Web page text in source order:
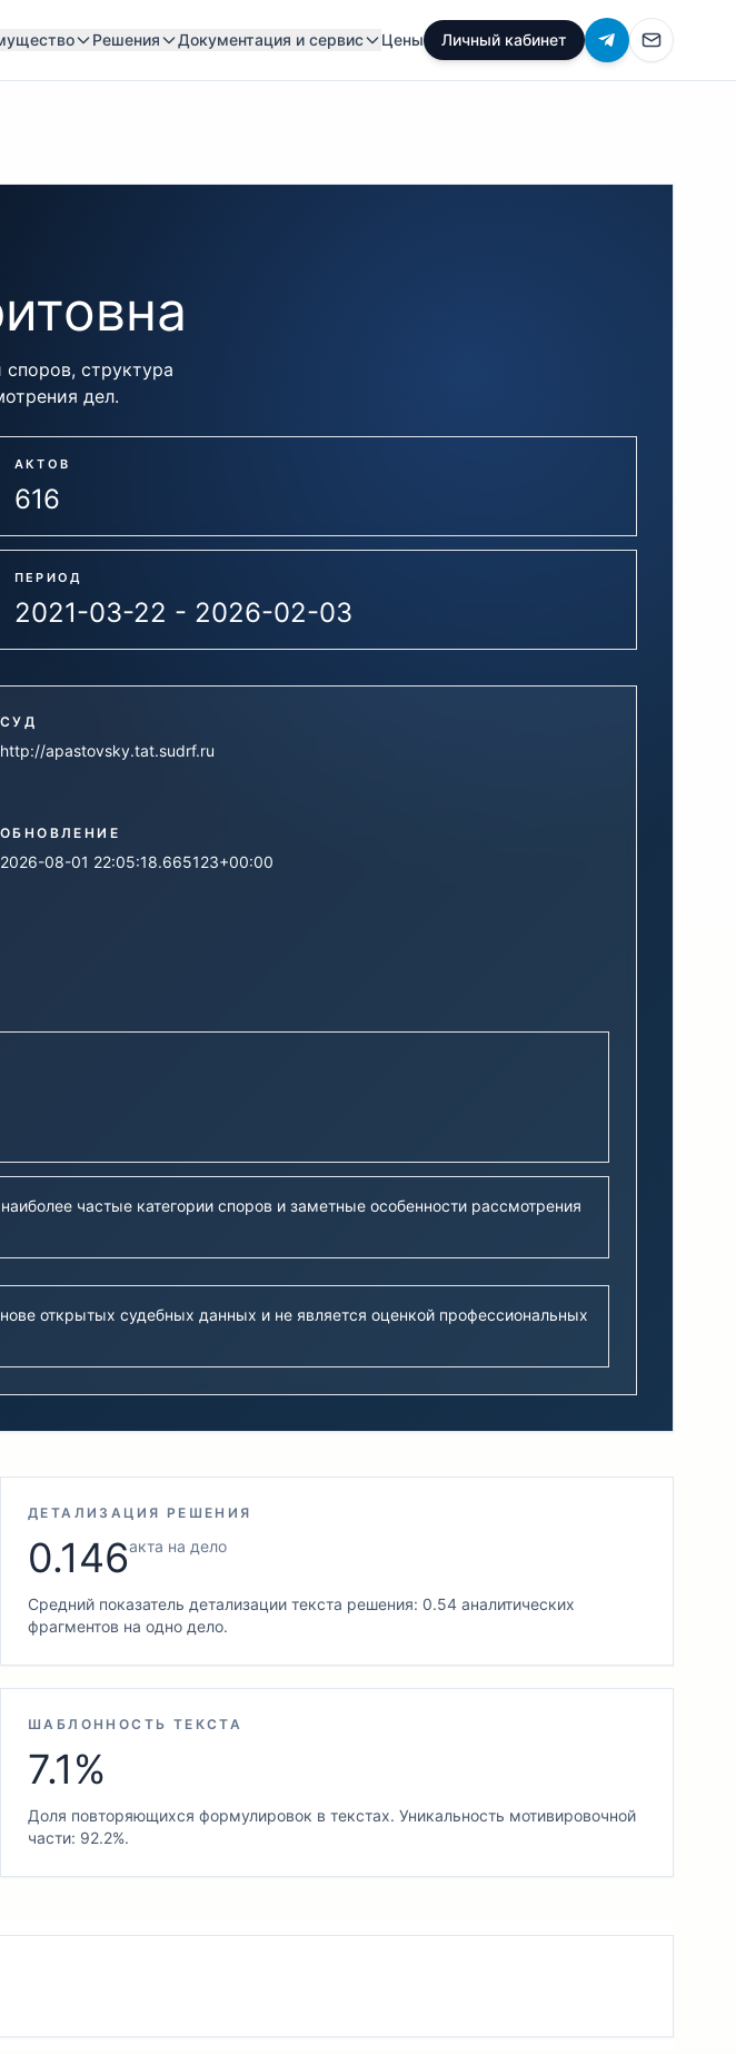
Решения Документация и сервис Цены Личный кабинет
структура
дел.
АКТОВ
616
ПЕРИОД
2021-03-22 - 2026-02-03
СУД
http://apastovsky.tat.sudrf.ru
ОБНОВЛЕНИЕ
2026-08-01 22:05:18.665123+00:00
частые категории споров и заметные особенности рассмотрения
открытых судебных данных и не является оценкой профессиональных
ДЕТАЛИЗАЦИЯ РЕШЕНИЯ
0.146акта на дело
Средний показатель детализации текста решения: 0.54 аналитических
фрагментов на одно дело.
ШАБЛОННОСТЬ ТЕКСТА
7.1%
Доля повторяющихся формулировок в текстах. Уникальность мотивировочной
части: 92.2%.